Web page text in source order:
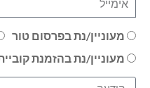
מעוניין/נת בפרסום טור
מעוניין/נת בהזמנת